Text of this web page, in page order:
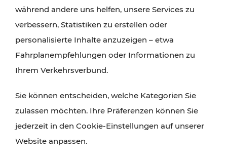
während andere uns helfen, unsere Services zu
verbessern, Statistiken zu erstellen oder
personalisierte Inhalte anzuzeigen – etwa
Fahrplanempfehlungen oder Informationen zu
Ihrem Verkehrsverbund.
Sie können entscheiden, welche Kategorien Sie
zulassen möchten. Ihre Präferenzen können Sie
jederzeit in den Cookie-Einstellungen auf unserer
Website anpassen.